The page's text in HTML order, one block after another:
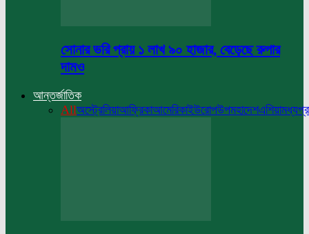
সোনার ভরি প্রায় ১ লাখ ৯০ হাজার, বেড়েছে রুপার
দামও
আন্তর্জাতিক
Allঅস্ট্রেলিয়াআফ্রিকাআমেরিকাইউরোপউপমহাদেশএশিয়া